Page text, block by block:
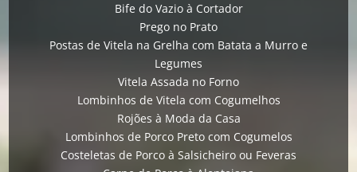
Bife do Vazio à Cortador
Prego no Prato
Postas de Vitela na Grelha com Batata a Murro e
Legumes
Vitela Assada no Forno
Lombinhos de Vitela com Cogumelhos
Rojões à Moda da Casa
Lombinhos de Porco Preto com Cogumelos
Costeletas de Porco à Salsicheiro ou Feveras